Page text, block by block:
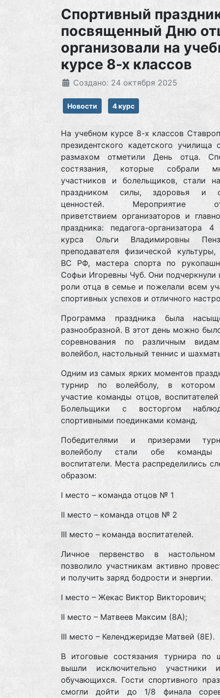
Спортивный
посвященный Дню
организовали на
курсе 8-х классов
Создано: 24 октября 2025
Новости 4 курс
На учебном курсе 8-х классов
президентского кадетского училища
размахом отметили День отца.
состязания, которые собрали
участников и болельщиков, стали
праздником силы, здоровья и
ценностей. Мероприятие
приветствием организаторов и
праздника: педагога-организатора 4
курса Ольги Владимировны
преподавателя физической культуры,
ВС РФ, мастера спорта по
Софьи Игоревны Чуб. Они подчеркнули
роли отца в семье и пожелали всем
спортивных успехов и отличного
Программа праздника была
разнообразной. В этот день можно
соревнования по различным
волейбол, настольный теннис и
Одним из самых ярких моментов
турнир по волейболу, в котором
участие команды отцов,
Болельщики с восторгом
спортивными поединками команд.
Победителями и призерами
волейболу стали обе
воспитатели. Места распределились
образом:
I место – команда отцов № 1
II место – команда отцов № 2
III место – команда воспитателей.
Личное первенство в настольном
позволило участникам активно
и получить заряд бодрости и энергии.
I место – Жекас Виктор Викторович;
II место – Матвеев Максим (8А);
III место – Келенджеридзе Матвей (8Е).
В итоговые состязания турнира по
вышли исключительно участники
обучающихся. Гости спортивного
смогли дойти до 1/8 финала